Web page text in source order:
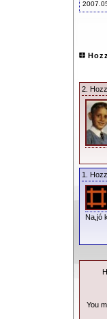
2.
1.
Na,jó
You